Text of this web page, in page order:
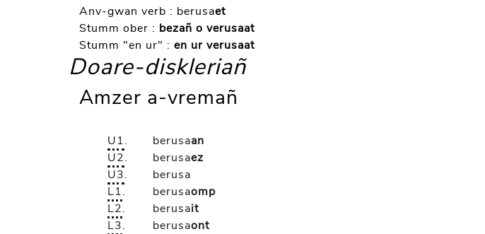
Anv-gwan verb : berusaet
Stumm ober : bezañ o verusaat
Stumm "en ur" : en ur verusaat
Doare-diskleriañ
Amzer a-vremañ
U1. berusaan
U2. berusaez
U3.
berusa
L1. berusaomp
L2. berusait
L3. berusaont